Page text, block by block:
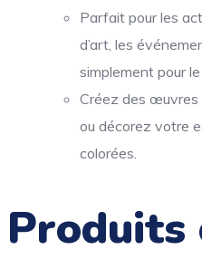
Parfait pour les
d’art, les
simplement pour
Créez des œuvres
ou décorez votre
colorées.
Produits